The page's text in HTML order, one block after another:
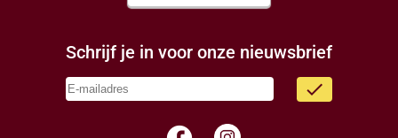
Schrijf je in voor onze nieuwsbrief
done